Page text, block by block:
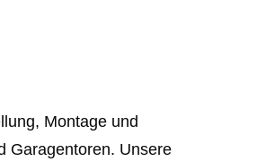
Montage und
Garagentoren. Unsere